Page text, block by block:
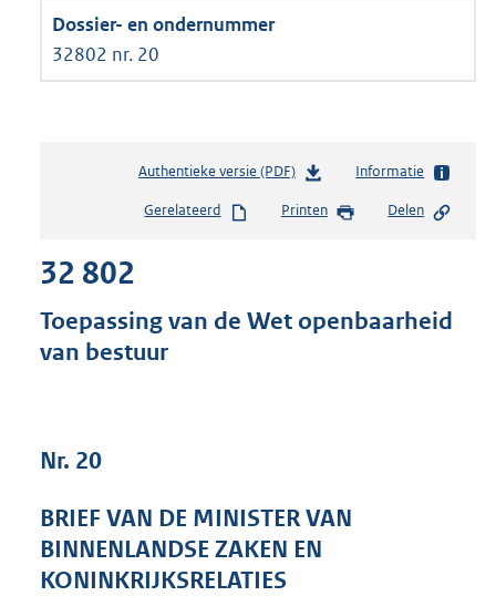
32802 nr. 20
Authentieke versie (PDF)b
s
s
:
5
Informatie
Gerelateerd Printen Delen
32 802
Toepassing van de Wet openbaarheid
van bestuur
Nr. 20
BRIEF VAN DE MINISTER VAN
BINNENLANDSE ZAKEN EN
KONINKRIJKSRELATIES